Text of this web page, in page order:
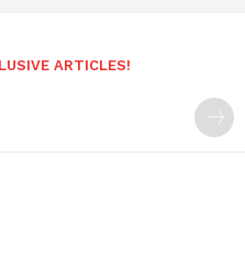
ARTICLES!